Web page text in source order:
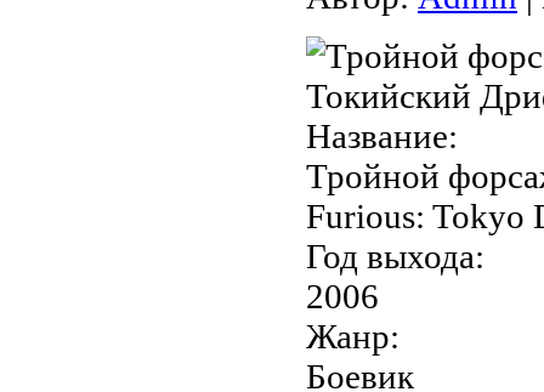
Название:
Тройной
Furious: Tokyo
Год выхода:
2006
Жанр:
Боевик